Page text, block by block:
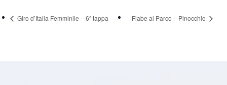
Giro d’Italia Femminile – 6ª tappa Fiabe al Parco – Pinocchio